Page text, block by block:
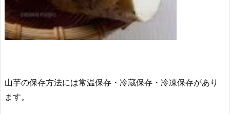
山芋の保存方法には常温保存・冷蔵保存・冷凍保存があり
ます。